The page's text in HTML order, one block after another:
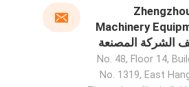
Machinery
No. 48, Floor 14,
No. 1319, East